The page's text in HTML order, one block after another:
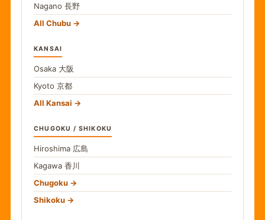
Nagano 長野
All Chubu
KANSAI
Osaka 大阪
Kyoto 京都
All Kansai
CHUGOKU / SHIKOKU
Hiroshima 広島
Kagawa 香川
Chugoku
Shikoku